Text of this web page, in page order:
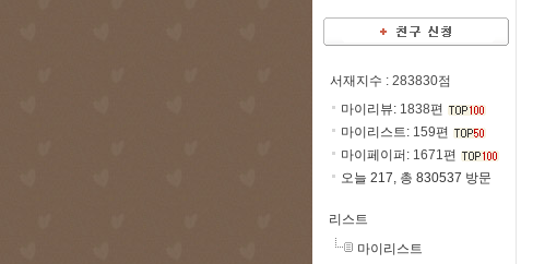
서재지수 : 283830점
마이리뷰: 1838편
마이리스트: 159편
마이페이퍼: 1671 편
오늘 217, 총 830537 방문
리스트
마이리스트